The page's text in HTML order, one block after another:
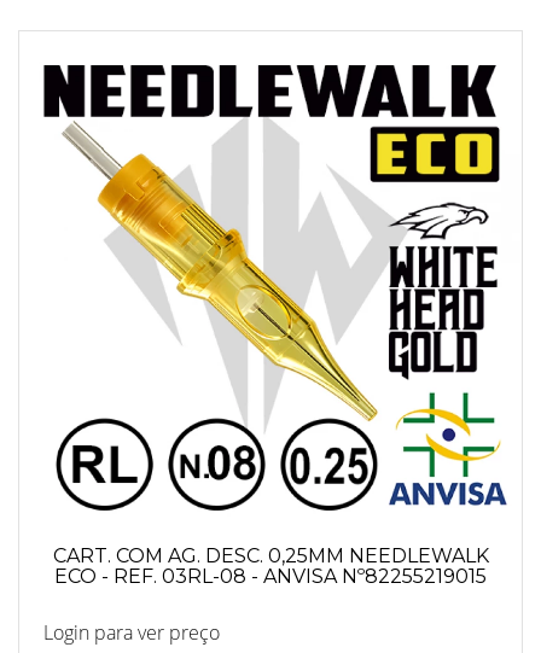
CART. COM AG. DESC. 0,25MM NEEDLEWALK
ECO - REF. 03RL-08 - ANVISA Nº82255219015
Login para ver preço